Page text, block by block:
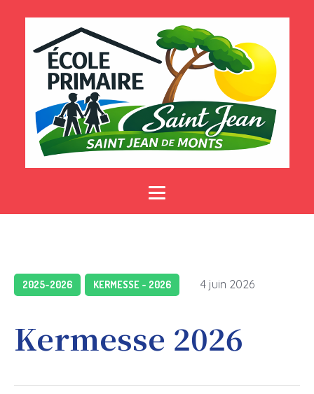
2025-2026 KERMESSE - 2026 4 juin 2026
Kermesse 2026